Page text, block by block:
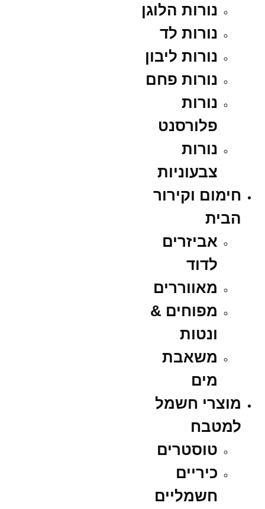
נורות הלוגן
נורות לד
נורות ליבון
נורות פחם
נורות
פלורסנט
נורות
צבעוניות
חימום וקירור
הבית
אביזרים
לדוד
מאווררים
מפוחים &
ונטות
משאבת
מים
מוצרי חשמל
למטבח
טוסטרים
כיריים
חשמליים